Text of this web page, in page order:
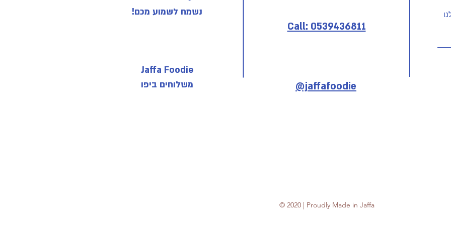
Call: 0539436811
נשמח לשמוע מכם!
Jaffa Foodie
משלוחים ביפו
@jaffafoodie
© 2020 | Proudly Made in Jaffa